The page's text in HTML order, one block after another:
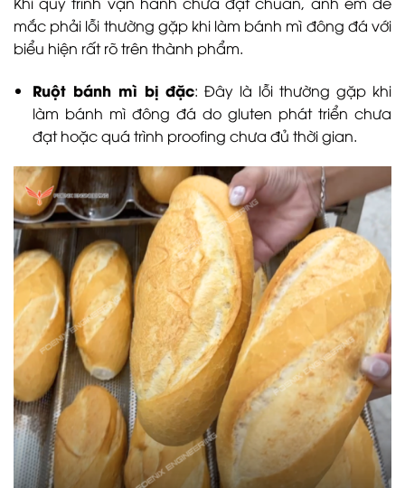
mắc phải lỗi thường gặp khi làm bánh mì đông đá với
biểu hiện rất rõ trên thành phẩm.
Ruột bánh mì bị đặc: Đây là lỗi thường gặp khi
làm bánh mì đông đá do gluten phát triển chưa
đạt hoặc quá trình proofing chưa đủ thời gian.